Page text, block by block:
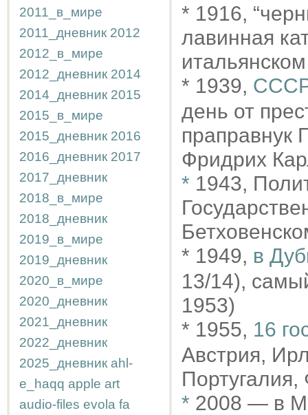
2011_в_мире
2011_дневник 2012
2012_в_мире
2012_дневник 2014
2014_дневник 2015
2015_в_мире
2015_дневник 2016
2016_дневник 2017
2017_дневник
2018_в_мире
2018_дневник
2019_в_мире
2019_дневник
2020_в_мире
2020_дневник
2021_дневник
2022_дневник
2025_дневник ahl-
e_haqq apple art
audio-files evola fa
* 1916,
лавинная
* 1939, СССР
день от
праправнук
Фридрих
* 1943,
* 1949, в
13/14),
1953)
* 1955, 16
Австрия,
* 2008 — в